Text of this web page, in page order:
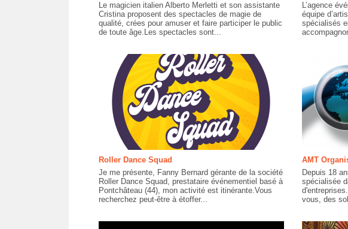
Le magicien italien Alberto Merletti et son assistante
Cristina proposent des spectacles de magie de
qualité, crées pour amuser et faire participer le public
de toute âge.Les spectacles sont...
L’agence
équipe
spécialisés
Roller Dance Squad
Je me présente, Fanny Bernard gérante de la société
Roller Dance Squad, prestataire événementiel basé à
Pontchâteau (44), mon activité est itinérante.Vous
recherchez peut-être à étoffer...
AMT
Depuis 18
spécialisée
vous, des